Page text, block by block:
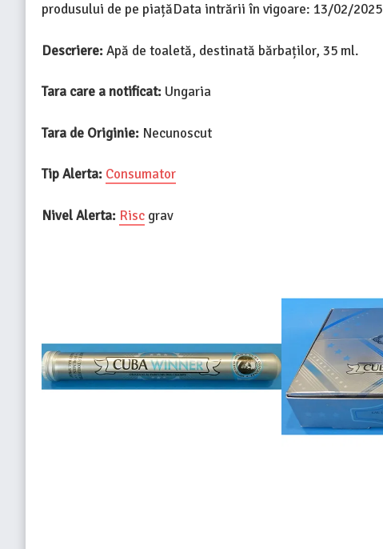
produsului de pe piațăData intrării în vigoare: 13/02/2025
Descriere:Apă de toaletă, destinată bărbaților, 35 ml.
Tara care a notificat: Ungaria
Tara de Originie: Necunoscut
Tip Alerta: Consumator
Nivel Alerta: Risc grav